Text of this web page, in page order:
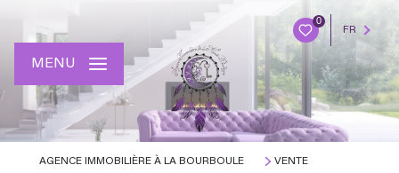
0
FR
MENU
AGENCE IMMOBILIÈRE À LA BOURBOULE VENTE